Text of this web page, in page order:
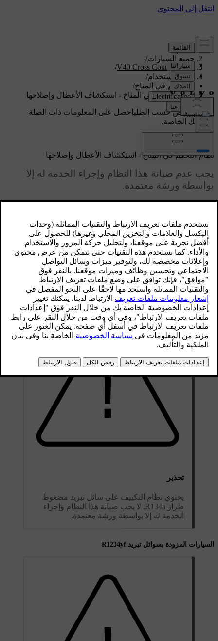
الدعم/
جميع السيارات/
V40 Cross Country 2019
/
دليل الاستخدام/
التحكم في المناخ/
نظام التحكم في المناخ - استكشاف الأعطال وإصلاحها
دعم مخصص حسب الطلباحصل على المعلومات ذات الصلة
بسيارتك الخاصة.
تسجيل الدخول
محدّث ٠٨‏/٠٦‏/٢٠٢٣
نظام التحكم في المناخ - استكشاف الأعطال وإصلاحها
يجب عدم صيانة هذا النظام وإجراء الخدمة له إلا
بواسطة ورشة معتمدة.
استكشاف الأعطال وإصلاحها
يحتوي نظام تكييف الهواء على مواد تتبع فلورية. يلزم استخدام
الأشعة فوق البنفسجية أثناء إجراء اكتشاف للتسرب.
توصي شركة فولفو بالاتصال بإحدى ورش فولفو المعتمدة.
السيارات المزودة بسوائل تبريد R134a
تحذير
يحتوي نظام التكييف على سائل تبريد مضغوط
طراز R134a. لا يجب صيانة هذا النظام وإجراء
الخدمة له إلا بواسطة ورشة معتمدة.
السيارات المزودة بسوائل تبريد R1234yf